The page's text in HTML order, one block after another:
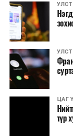
ЦАГ
түр